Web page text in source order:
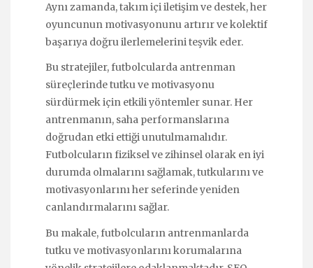
Aynı zamanda, takım içi iletişim ve destek, her
oyuncunun motivasyonunu artırır ve kolektif
başarıya doğru ilerlemelerini teşvik eder.
Bu stratejiler, futbolcularda antrenman
süreçlerinde tutku ve motivasyonu
sürdürmek için etkili yöntemler sunar. Her
antrenmanın, saha performanslarına
doğrudan etki ettiği unutulmamalıdır.
Futbolcuların fiziksel ve zihinsel olarak en iyi
durumda olmalarını sağlamak, tutkularını ve
motivasyonlarını her seferinde yeniden
canlandırmalarını sağlar.
Bu makale, futbolcuların antrenmanlarda
tutku ve motivasyonlarını korumalarına